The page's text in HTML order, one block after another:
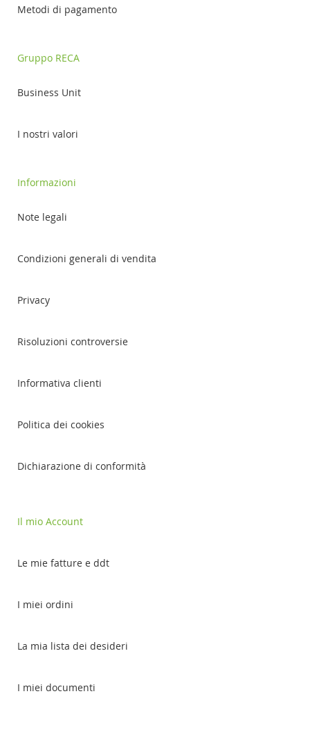
Metodi di pagamento
Gruppo RECA
Business Unit
I nostri valori
Informazioni
Note legali
Condizioni generali di vendita
Privacy
Risoluzioni controversie
Informativa clienti
Politica dei cookies
Dichiarazione di conformità
Il mio Account
Le mie fatture e ddt
I miei ordini
La mia lista dei desideri
I miei documenti